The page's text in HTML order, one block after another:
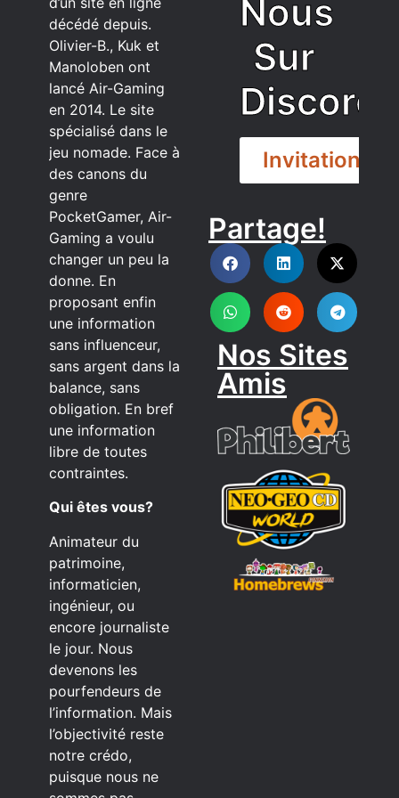
décédé depuis.
Olivier-B., Kuk et
Manoloben ont
lancé Air-Gaming
en 2014. Le site
spécialisé dans le
jeu nomade. Face à
des canons du
genre
PocketGamer, Air-
Gaming a voulu
changer un peu la
donne. En
proposant enfin
une information
sans influenceur,
sans argent dans la
balance, sans
obligation. En bref
une information
libre de toutes
contraintes.
Qui êtes vous?
Animateur du
patrimoine,
informaticien,
ingénieur, ou
encore journaliste
le jour. Nous
devenons les
pourfendeurs de
l’information. Mais
l’objectivité reste
notre crédo,
puisque nous ne
Nous
Sur
Discord
Invitation
DISCORD
Partage!
Nos Sites
Amis